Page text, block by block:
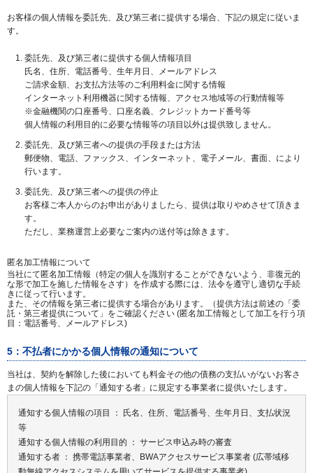
お客様の個人情報を委託先、及び第三者に提供する場合、下記の規定に従いま
す。
委託先、及び第三者に提供する個人情報項目
氏名、住所、電話番号、生年月日、メールアドレス
ご請求金額、お支払方法等のご利用料金に関する情報
インターネット利用機器に関する情報、アクセス地域等の行動情報等
※金融機関の口座番号、口座名義、クレジットカード番号等
個人情報の利用目的に必要な情報等の項目以外は提供致しません。
委託先、及び第三者への提供の手段または方法
郵便物、電話、ファックス、インターネット、電子メール、書面、により
行います。
委託先、及び第三者への提供の停止
お客様ご本人からのお申出がありましたら、提供は取りやめさせて頂きま
す。
ただし、業務運営上必要なご案内の送付等は除きます。
匿名加工情報について
当社にて匿名加工情報（特定の個人を識別することができないよう、非復元的
な形で加工を施した情報をさす）を作成する際には、法令を遵守し適切な手続
きに従って行います。
また、その情報を第三者に提供する場合があります。（提供方法は前述の「委
託・第三者提供について」をご確認ください (匿名加工情報として加工を行う項
目：電話番号、メールアドレス)
5：不払者にかかる個人情報の通知について
当社は、契約を解除した後においても料金その他の債務の支払いがないお客さ
まの個人情報を下記の「通知する者」に規定する事業者に提供いたします。
通知する個人情報の項目 ： 氏名、住所、電話番号、生年月日、支払状況
等
通知する個人情報の利用目的 ： サービス申込み時の審査
通知する者 ： 携帯電話事業者、BWAアクセスサービス事業者 (広帯域移